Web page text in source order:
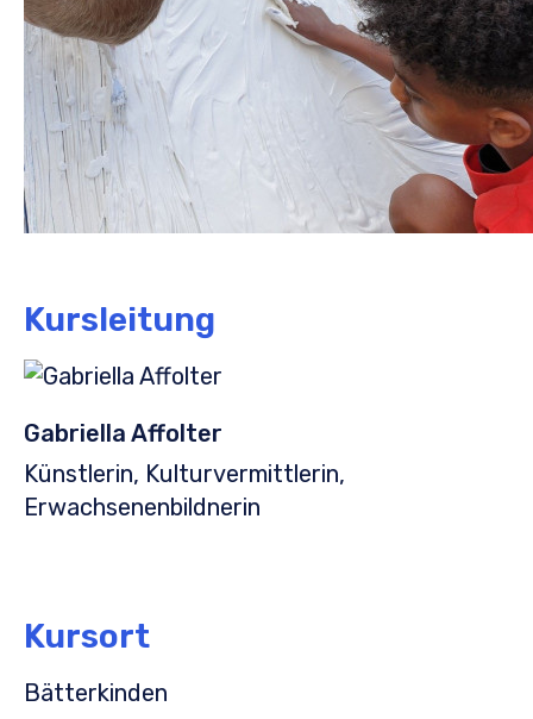
Kursleitung
Gabriella Affolter
Künstlerin, Kulturvermittlerin,
Erwachsenenbildnerin
Kursort
Bätterkinden